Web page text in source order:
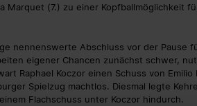
Marquet (7.) zu einer Kopfballmöglichkeit
nennenswerte Abschluss vor der Pause
eigener Chancen zunächst schwer,
Raphael Koczor einen Schuss von
Spielzug machtlos. Diesmal legte
Flachschuss unter Koczor hindurch.